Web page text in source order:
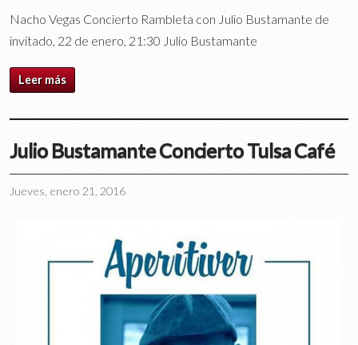
Nacho Vegas Concierto Rambleta con Julio Bustamante de
invitado, 22 de enero, 21:30 Julio Bustamante
Leer más
Julio Bustamante Concierto Tulsa Café
Jueves, enero 21, 2016